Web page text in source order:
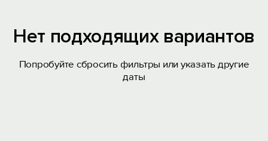
Нет подходящих вариантов
Попробуйте сбросить фильтры или указать другие
даты